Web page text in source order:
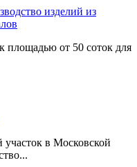
изделий из
площадью от 50 соток для
в Московской